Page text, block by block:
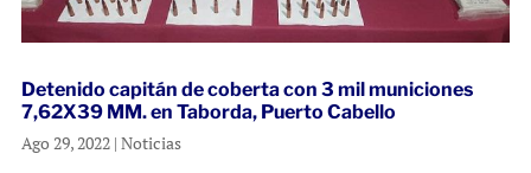
Detenido capitán de coberta con 3 mil municiones
7,62X39 MM. en Taborda, Puerto Cabello
Ago 29, 2022| Noticias